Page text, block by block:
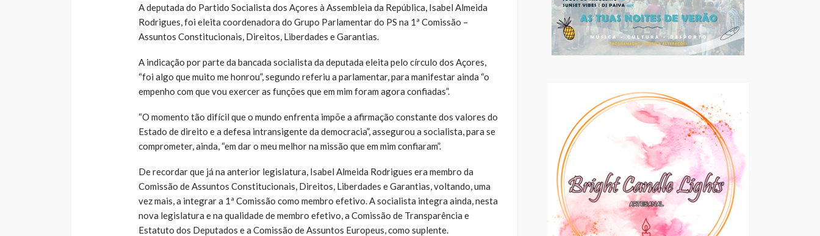
A deputada do Partido Socialista dos Açores à Assembleia da República, Isabel Almeida
Rodrigues, foi eleita coordenadora do Grupo Parlamentar do PS na 1ª Comissão –
Assuntos Constitucionais, Direitos, Liberdades e Garantias.
A indicação por parte da bancada socialista da deputada eleita pelo círculo dos Açores,
“foi algo que muito me honrou”, segundo referiu a parlamentar, para manifestar ainda “o
empenho com que vou exercer as funções que em mim foram agora confiadas”.
“O momento tão difícil que o mundo enfrenta impõe a afirmação constante dos valores do
Estado de direito e a defesa intransigente da democracia”, assegurou a socialista, para se
comprometer, ainda, “em dar o meu melhor na missão que em mim confiaram”.
De recordar que já na anterior legislatura, Isabel Almeida Rodrigues era membro da
Comissão de Assuntos Constitucionais, Direitos, Liberdades e Garantias, voltando, uma
vez mais, a integrar a 1ª Comissão como membro efetivo. A socialista integra ainda, nesta
nova legislatura e na qualidade de membro efetivo, a Comissão de Transparência e
Estatuto dos Deputados e a Comissão de Assuntos Europeus, como suplente.